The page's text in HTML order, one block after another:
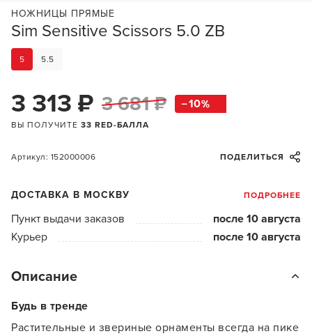
Sim Sensitive Scissors 5.0 ZB
НОЖНИЦЫ ПРЯМЫЕ
5 5.5
3 313 ₽ 3 681 ₽ 10
ВЫ ПОЛУЧИТЕ 33 RED-БАЛЛА
Артикул: 152000006 ПОДЕЛИТЬСЯ
ДОСТАВКА В МОСКВУ ПОДРОБНЕЕ
Пункт выдачи заказов
после 10 августа
Курьер
после 10 августа
Описание
Будь в тренде
Растительные и звериные орнаменты всегда на пике